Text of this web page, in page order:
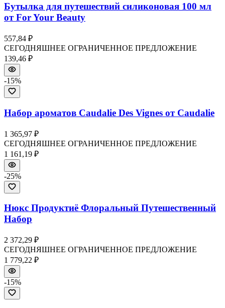
Бутылка для путешествий силиконовая 100 мл
от For Your Beauty
557,84 ₽
СЕГОДНЯШНЕЕ ОГРАНИЧЕННОЕ ПРЕДЛОЖЕНИЕ
139,46 ₽
-15%
Набор ароматов Caudalie Des Vignes от Caudalie
1 365,97 ₽
СЕГОДНЯШНЕЕ ОГРАНИЧЕННОЕ ПРЕДЛОЖЕНИЕ
1 161,19 ₽
-25%
Нюкс Продуктиё Флоральный Путешественный
Набор
2 372,29 ₽
СЕГОДНЯШНЕЕ ОГРАНИЧЕННОЕ ПРЕДЛОЖЕНИЕ
1 779,22 ₽
-15%